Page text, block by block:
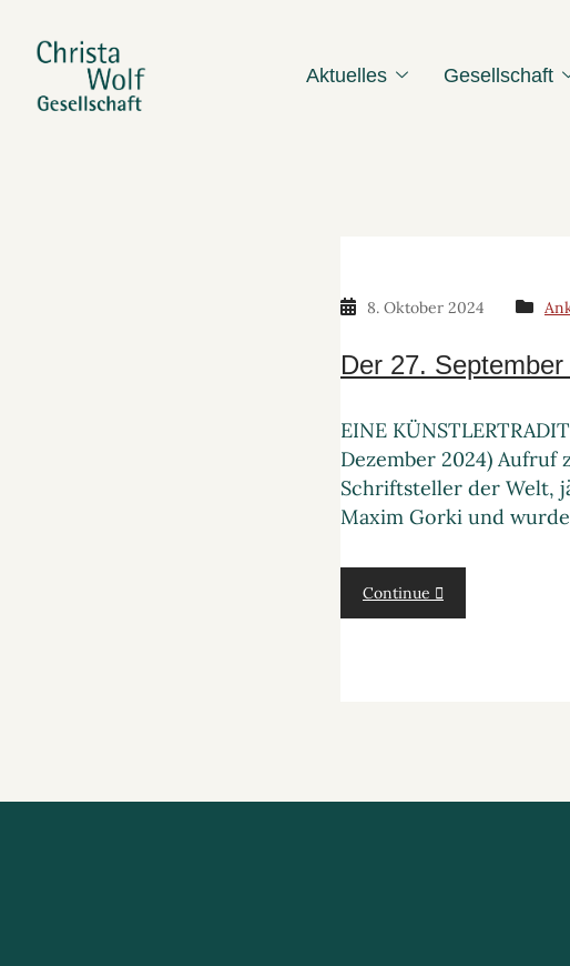
Aktuelles Gesellschaft
8. Oktober 2024
Der 27.
EINE
Dezember 2024) Aufruf
Schriftsteller der Welt,
Maxim Gorki und
Continue